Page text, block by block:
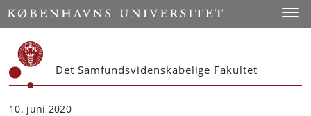
Start
Det Samfundsvidenskabelige Fakultet
10. juni 2020